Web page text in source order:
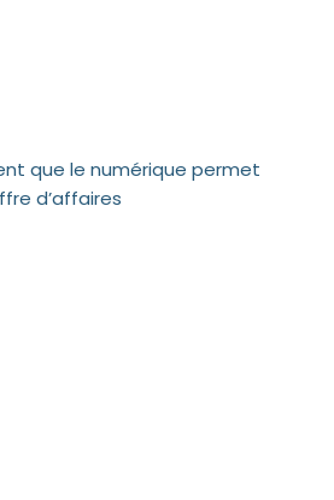
que le numérique permet
d’affaires